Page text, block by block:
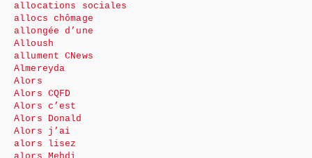
allocations sociales
allocs chômage
allongée d’une
Alloush
allument CNews
Almereyda
Alors
Alors CQFD
Alors c’est
Alors Donald
Alors j’ai
alors lisez